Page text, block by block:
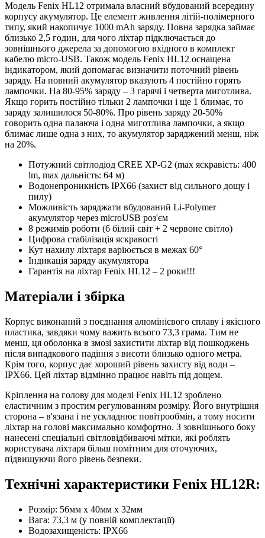
Модель Fenix HL12 отримала власний вбудований всередину
корпусу акумулятор. Це елемент живлення літій-полімерного
типу, який накопичує 1000 mAh заряду. Повна зарядка займає
близько 2,5 годин, для чого ліхтар підключається до
зовнішнього джерела за допомогою вхідного в комплект
кабелю micro-USB. Також модель Fenix HL12 оснащена
індикатором, який допомагає визначити поточний рівень
заряду. На повний акумулятор вказують 4 постійно горять
лампочки. На 80-95% заряду – 3 гарячі і четверта миготлива.
Якщо горить постійно тільки 2 лампочки і ще 1 блимає, то
заряду залишилося 50-80%. Про рівень заряду 20-50%
говорить одна палаюча і одна миготлива лампочки, а якщо
блимає лише одна з них, то акумулятор заряджений менш, ніж
на 20%.
Потужний світлодіод CREE XP-G2 (max яскравість: 400
lm, max дальність: 64 м)
Водонепроникність IPX66 (захист від сильного дощу і
пилу)
Можливість заряджати вбудований Li-Polymer
акумулятор через microUSB роз'єм
8 режимів роботи (6 білий світ + 2 червоне світло)
Цифрова стабілізація яскравості
Кут нахилу ліхтаря варіюється в межах 60°
Індикація заряду акумулятора
Гарантія на ліхтар Fenix HL12 – 2 роки!!!
Матеріали і збірка
Корпус виконаний з поєднання алюмінієвого сплаву і якісного
пластика, завдяки чому важить всього 73,3 грама. Тим не
менш, ця оболонка в змозі захистити ліхтар від пошкоджень
після випадкового падіння з висоти близько одного метра.
Крім того, корпус дає хороший рівень захисту від води –
IPX66. Цей ліхтар відмінно працює навіть під дощем.
Кріплення на голову для моделі Fenix HL12 зроблено
еластичним з простим регулюванням розміру. Його внутрішня
сторона – в'язана і не ускладнює повітрообмін, а тому носити
ліхтар на голові максимально комфортно. З зовнішнього боку
нанесені спеціальні світловідбиваючі мітки, які роблять
користувача ліхтаря більш помітним для оточуючих,
підвищуючи його рівень безпеки.
Технічні характеристики Fenix HL12R:
Розмір: 56мм х 40мм х 32мм
Вага: 73,3 м (у повній комплектації)
Водозахищеність: IPX66